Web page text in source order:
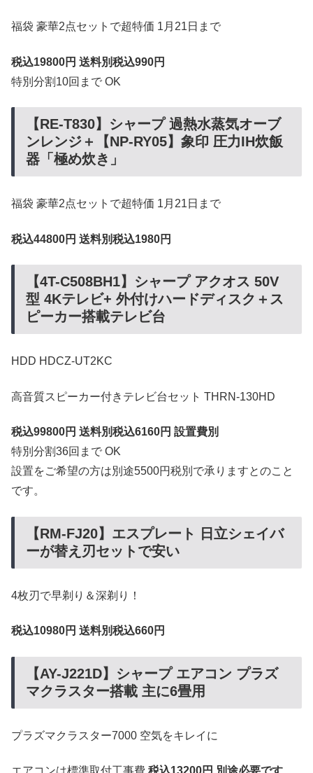
福袋 豪華2点セットで超特価 1月21日まで
税込19800円 送料別税込990円
特別分割10回まで OK
【RE-T830】シャープ 過熱水蒸気オーブ
ンレンジ＋【NP-RY05】象印 圧力IH炊飯
器「極め炊き」
福袋 豪華2点セットで超特価 1月21日まで
税込44800円 送料別税込1980円
【4T-C508BH1】シャープ アクオス 50V
型 4Kテレビ+ 外付けハードディスク＋ス
ピーカー搭載テレビ台
HDD HDCZ-UT2KC
高音質スピーカー付きテレビ台セット THRN-130HD
税込99800円 送料別税込6160円 設置費別
特別分割36回まで OK
設置をご希望の方は別途5500円税別で承りますとのこと
です。
【RM-FJ20】エスプレート 日立シェイバ
ーが替え刃セットで安い
4枚刃で早剃り＆深剃り！
税込10980円 送料別税込660円
【AY-J221D】シャープ エアコン プラズ
マクラスター搭載 主に6畳用
プラズマクラスター7000 空気をキレイに
エアコンは標準取付工事費 税込13200円 別途必要です